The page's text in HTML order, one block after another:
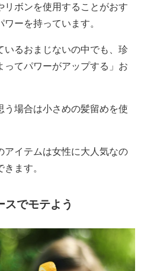
リボンを使用することがおす
ーを持っています。
いるおまじないの中でも、珍
ってパワーがアップする」お
う場合は小さめの髪留めを使
アイテムは女性に大人気なの
ます。
スでモテよう